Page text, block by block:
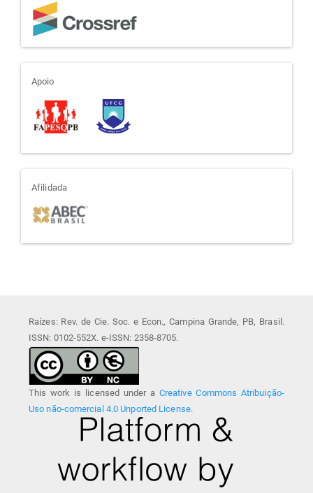
apoio
Apoio
afiliada
Afilidada
Raízes: Rev. de Cie. Soc. e Econ., Campina Grande, PB, Brasil.
ISSN: 0102-552X. e-ISSN: 2358-8705.
This work is licensed under a Creative Commons Atribuição-
Uso não-comercial 4.0 Unported License.